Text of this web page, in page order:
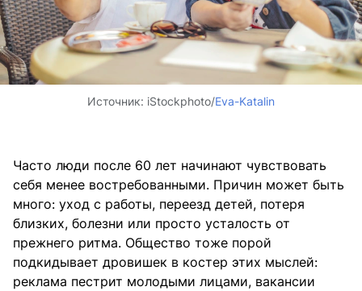
Источник: iStockphoto/Eva-Katalin
Часто люди после 60 лет начинают чувствовать
себя менее востребованными. Причин может быть
много: уход с работы, переезд детей, потеря
близких, болезни или просто усталость от
прежнего ритма. Общество тоже порой
подкидывает дровишек в костер этих мыслей:
реклама пестрит молодыми лицами, вакансии